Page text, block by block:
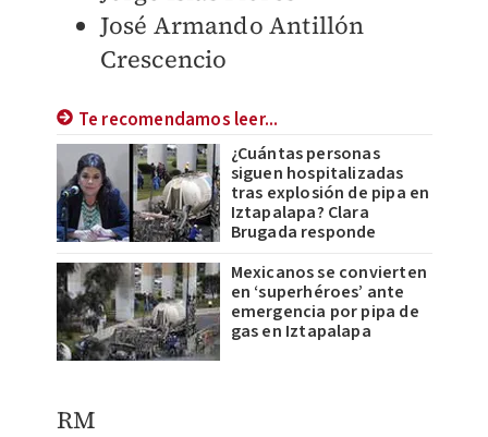
José Armando Antillón
Crescencio
Te recomendamos leer...
¿Cuántas personas
siguen hospitalizadas
tras explosión de pipa en
Iztapalapa? Clara
Brugada responde
Mexicanos se convierten
en ‘superhéroes’ ante
emergencia por pipa de
gas en Iztapalapa
RM